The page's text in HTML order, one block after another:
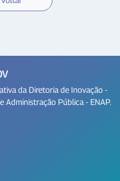
da Diretoria de Inovação -
Administração Pública - ENAP.